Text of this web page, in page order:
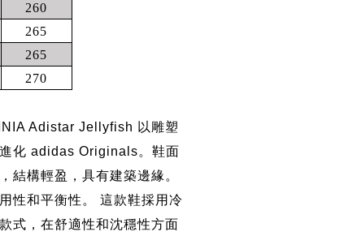
260
265
265
270
Adistar Jellyfish 以雕塑
化 adidas Originals。鞋面
結構輕盈，具有建築邊緣。
性和平衡性。 這款鞋採用冷
式，在舒適性和沈穩性方面